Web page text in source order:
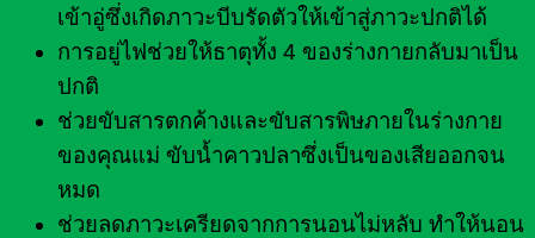
เข้าอู่ซึ่งเกิดภาวะบีบรัดตัวให้เข้าสู่ภาวะปกติได้
การอยู่ไฟช่วยให้ธาตุทั้ง 4 ของร่างกายกลับมาเป็น
ปกติ
ช่วยขับสารตกค้างและขับสารพิษภายในร่างกาย
ของคุณแม่ ขับน้ำคาวปลาซึ่งเป็นของเสียออกจน
หมด
ช่วยลดภาวะเครียดจากการนอนไม่หลับ ทำให้นอน